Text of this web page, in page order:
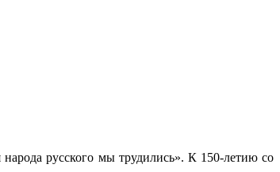
русского мы трудились». К 150-летию со